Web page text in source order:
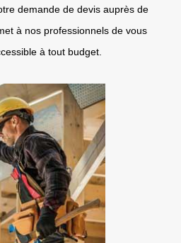
demande de devis auprès de
à nos professionnels de vous
à tout budget.